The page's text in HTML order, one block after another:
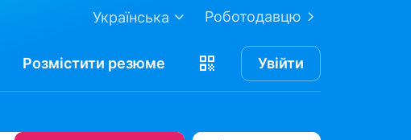
Роботодавцю
Українська
Розмістити резюме Увійти